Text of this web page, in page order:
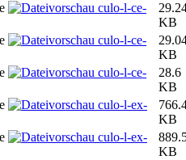
culo-l-ce-
KB
culo-l-ce-
KB
culo-l-ce-
28.6
KB
culo-l-ex-
KB
culo-l-ex-
KB